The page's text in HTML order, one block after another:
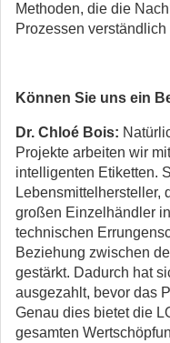
Methoden, die die
Prozessen
Können Sie uns ein
Dr. Chloé Bois:
Projekte arbeiten wir
intelligenten Etiketten.
Lebensmittelhersteller,
großen Einzelhändler
technischen
Beziehung zwischen
gestärkt. Dadurch hat
ausgezahlt, bevor das
Genau dies bietet die
gesamten